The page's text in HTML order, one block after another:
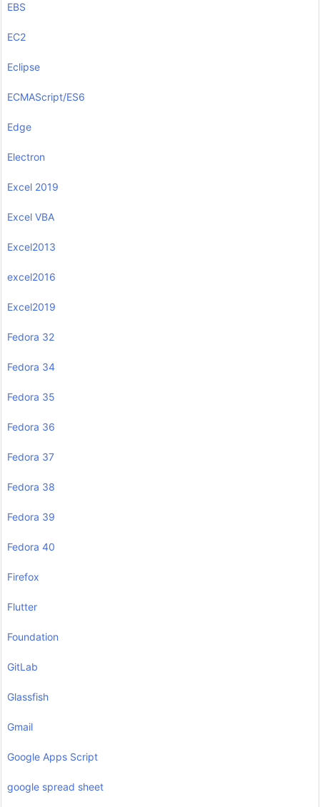
EBS
EC2
Eclipse
ECMAScript/ES6
Edge
Electron
Excel 2019
Excel VBA
Excel2013
excel2016
Excel2019
Fedora 32
Fedora 34
Fedora 35
Fedora 36
Fedora 37
Fedora 38
Fedora 39
Fedora 40
Firefox
Flutter
Foundation
GitLab
Glassfish
Gmail
Google Apps Script
google spread sheet